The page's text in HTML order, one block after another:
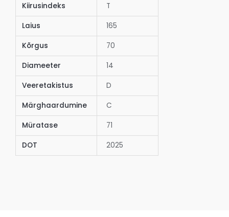
Kiirusindeks T
Laius 165
Kõrgus 70
Diameeter 14
Veeretakistus D
Märghaardumine C
Müratase 71
DOT 2025